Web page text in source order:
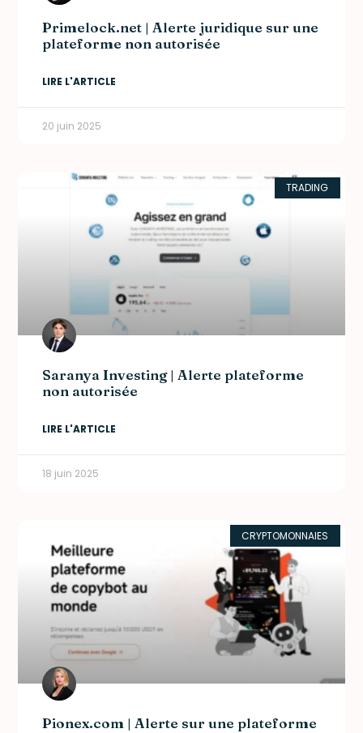
Primelock.net | Alerte juridique sur une
plateforme non autorisée
LIRE L'ARTICLE
20 juin 2025
TRADING
Saranya Investing | Alerte plateforme
non autorisée
LIRE L'ARTICLE
18 juin 2025
CRYPTOMONNAIES
Pionex.com | Alerte sur une plateforme